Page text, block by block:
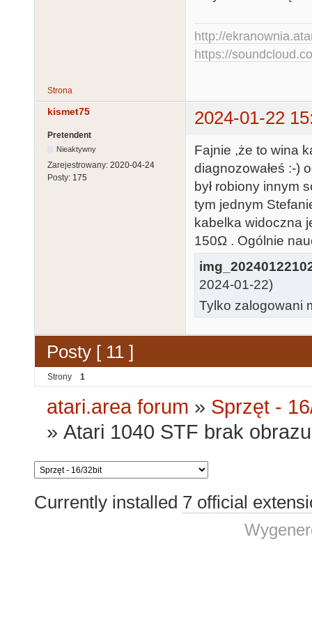
http://
https://
Strona
kismet75 2024-01-22
Pretendent
Nieaktywny
Zarejestrowany: 2020-04-24
Posty: 175
Fajnie ,że to wina
diagnozowałeś :-)
był robiony innym
tym jednym
kabelka widoczna
150Ω . Ogólnie
2024-01-22)
Tylko zalogowani
Posty [ 11 ]
Strony 1
atari.area forum » Sprzęt -
»Atari 1040 STF brak
Currently installed 7 official